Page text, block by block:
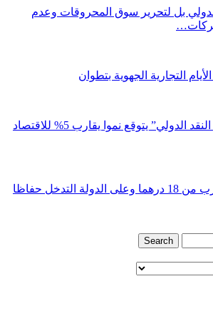
الدولي بل لتحرير سوق المحروقات وعدم
التجارية الجهوية بتطوان
رغم الحرب.. “صندوق النقد الدولي” يتوقع نموا يقارب 5% للاقتصاد
أسعار المحروقات تقترب من 18 درهما وعلى الدولة التدخل حفاظا